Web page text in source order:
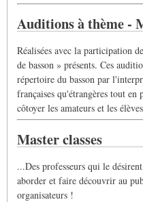
Auditions à thème -
Réalisées avec la participation
de basson » présents. Ces
répertoire du basson par
françaises qu'étrangères tout en
côtoyer les amateurs et les
Master classes
...Des professeurs qui le
aborder et faire découvrir au
organisateurs !